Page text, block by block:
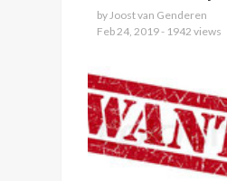
by Joost van Genderen
Feb 24, 2019 - 1942 views